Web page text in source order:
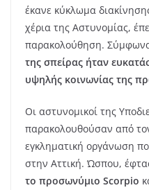
έκανε κύκλωμα
χέρια της Αστυνομίας,
παρακολούθηση.
της σπείρας ήταν
υψηλής κοινωνίας της
Οι αστυνομικοί της
παρακολουθούσαν από
εγκληματική οργάνωση
στην Αττική. Ώσπου,
το προσωνύμιο Scorpio